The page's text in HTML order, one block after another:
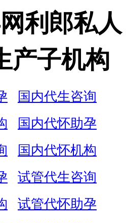
利郎私人
产子机构
国内代生咨询
国内代怀助孕
国内代怀机构
试管代生咨询
试管代怀助孕